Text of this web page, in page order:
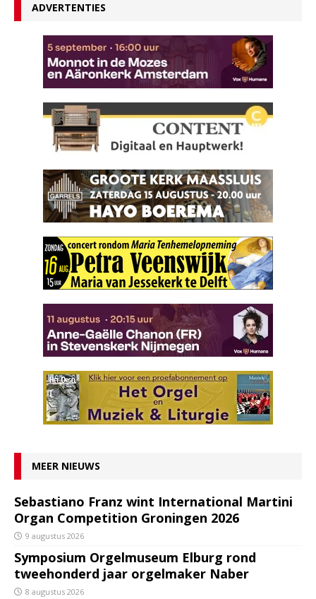
ADVERTENTIES
MEER NIEUWS
Sebastiano Franz wint International Martini
Organ Competition Groningen 2026
9 augustus 2026
Symposium Orgelmuseum Elburg rond
tweehonderd jaar orgelmaker Naber
8 augustus 2026